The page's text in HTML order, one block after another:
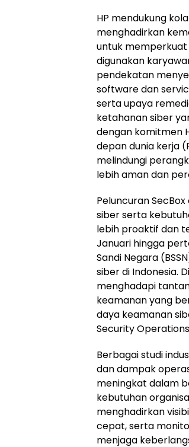
HP mendukung
menghadirkan
untuk
digunakan
pendekatan
software dan
serta upaya
ketahanan siber
dengan komitmen
depan dunia kerja
melindungi
lebih aman dan
Peluncuran
siber serta
lebih proaktif dan
Januari hingga
Sandi Negara
siber di Indonesia.
menghadapi
keamanan yang
daya keamanan
Security
Berbagai studi
dan dampak
meningkat dalam
kebutuhan
menghadirkan
cepat, serta
menjaga